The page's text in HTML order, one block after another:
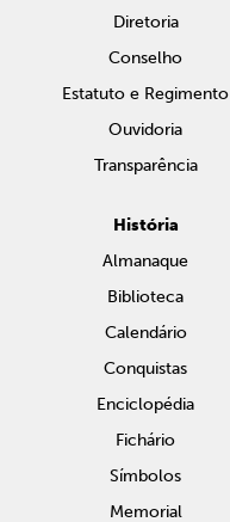
Diretoria
Conselho
Estatuto e Regimento
Ouvidoria
Transparência
História
Almanaque
Biblioteca
Calendário
Conquistas
Enciclopédia
Fichário
Símbolos
Memorial